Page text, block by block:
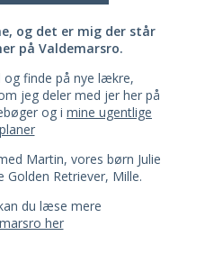
og det er mig der står
på Valdemarsro.
og finde på nye lækre,
jeg deler med jer her på
og i mine ugentlige
Martin, vores børn Julie
Golden Retriever, Mille.
du læse mere
her